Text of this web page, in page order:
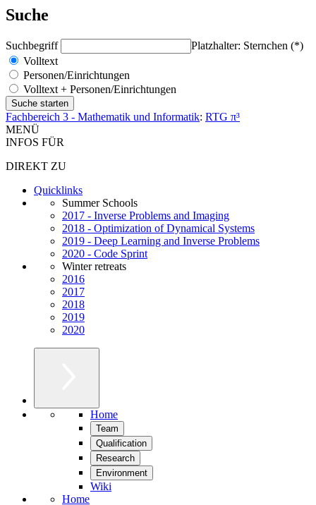
Suche
Suchbegriff
Platzhalter: Sternchen (*)
Volltext
Personen/Einrichtungen
Volltext + Personen/Einrichtungen
Fachbereich 3 - Mathematik und Informatik: RTG π³
MENÜ
INFOS FÜR
DIREKT ZU
Quicklinks
Summer Schools
2017 - Inverse Problems and Imaging
2018 - Optimization of Dynamical Systems
2019 - Deep Learning and Inverse Problems
2020 - Code Sprint
Winter retreats
2016
2017
2018
2019
2020
Home
Team
Qualification
Research
Environment
Wiki
Home